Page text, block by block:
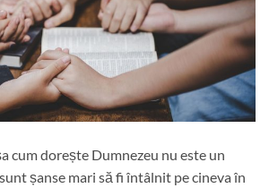
cum dorește Dumnezeu nu este un
șanse mari să fi întâlnit pe cineva în